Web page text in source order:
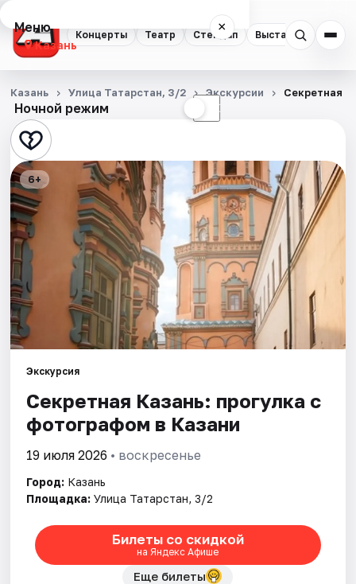
Концерты Театр Стендап Выставки
Меню ×
Казань
Концерты
Театр
Стендап
Выставки
Квесты
Экскурсии
Спорт
События
Города
Площадки
Рейтинги
Ночной режим ☾
Казань Улица Татарстан, 3/2 Экскурсии Секретная
6+
Экскурсия
Секретная Казань: прогулка с
фотографом в Казани
19 июля 2026 • воскресенье
Город: Казань
Площадка: Улица Татарстан, 3/2
Билеты со скидкой
на Яндекс Афише
Еще билеты